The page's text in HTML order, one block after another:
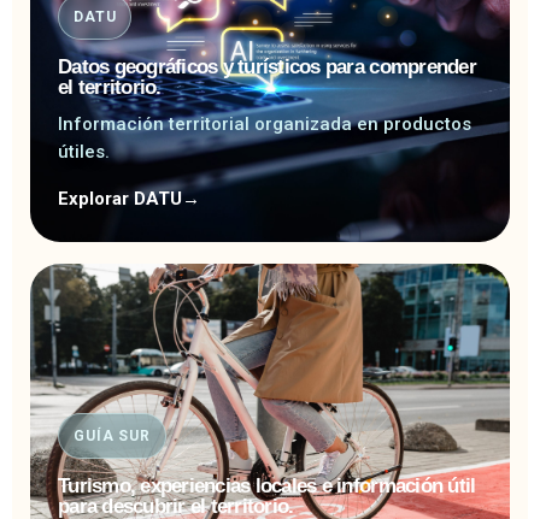
DATU
Datos geográficos y turísticos para comprender
el territorio.
Información territorial organizada en productos
útiles.
Explorar DATU→
GUÍA SUR
Turismo, experiencias locales e información útil
para descubrir el territorio.